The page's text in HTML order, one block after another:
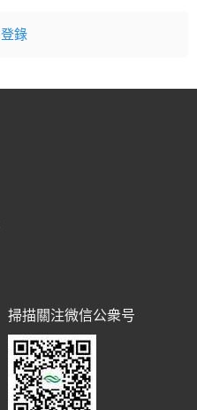
登錄
掃描關注微信公衆号